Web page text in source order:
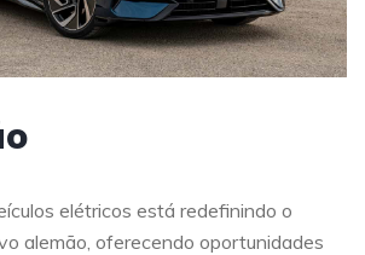
elétricos está redefinindo o
alemão, oferecendo oportunidades